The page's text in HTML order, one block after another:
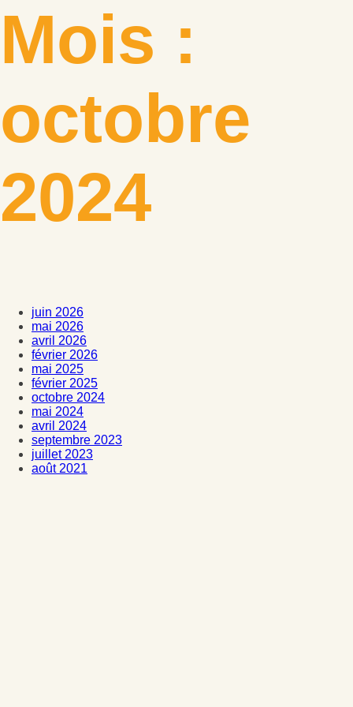
Mois :
octobre
2024
juin 2026
mai 2026
avril 2026
février 2026
mai 2025
février 2025
octobre 2024
mai 2024
avril 2024
septembre 2023
juillet 2023
août 2021